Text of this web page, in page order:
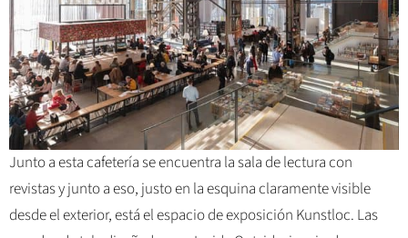
Junto a esta cafetería se encuentra la sala de lectura con
revistas y junto a eso, justo en la esquina claramente visible
desde el exterior, está el espacio de exposición Kunstloc. Las